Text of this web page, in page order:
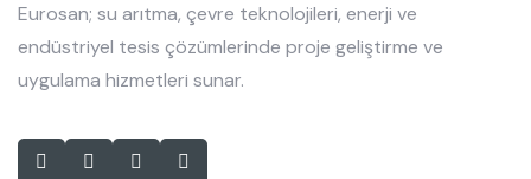
Eurosan; su arıtma, çevre teknolojileri, enerji ve
endüstriyel tesis çözümlerinde proje geliştirme ve
uygulama hizmetleri sunar.